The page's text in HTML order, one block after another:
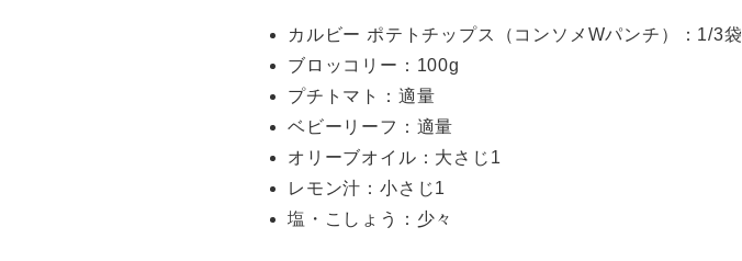
カルビー ポテトチップス（コンソメWパンチ）：1/3袋
ブロッコリー：100g
プチトマト：適量
ベビーリーフ：適量
オリーブオイル：大さじ1
レモン汁：小さじ1
塩・こしょう：少々